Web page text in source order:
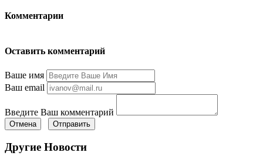
Комментарии
Оставить комментарий
Ваше имя
Ваш email
Введите Ваш комментарий
Отмена Отправить
Другие Новости